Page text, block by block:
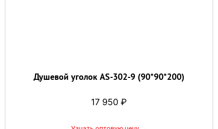
Душевой уголок AS-302-9 (90*90*200)
17 950 ₽